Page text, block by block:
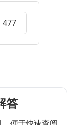
477
答
便于快速查阅